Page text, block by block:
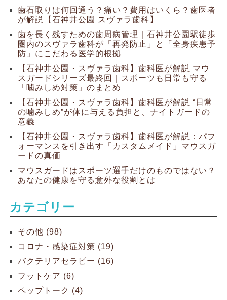
歯石取りは何回通う？痛い？費用はいくら？歯医者
が解説【石神井公園 スヴァラ歯科】
歯を長く残すための歯周病管理｜石神井公園駅徒歩
圏内のスヴァラ歯科が「再発防止」と「全身疾患予
防」にこだわる医学的根拠
【石神井公園・スヴァラ歯科】歯科医が解説 マウ
スガードシリーズ最終回｜スポーツも日常も守る
「噛みしめ対策」のまとめ
【石神井公園・スヴァラ歯科】歯科医が解説 “日常
の噛みしめ”が体に与える負担と、ナイトガードの
意義
【石神井公園・スヴァラ歯科】歯科医が解説：パフ
ォーマンスを引き出す「カスタムメイド」マウスガ
ードの真価
マウスガードはスポーツ選手だけのものではない？
あなたの健康を守る意外な役割とは
カテゴリー
その他 (98)
コロナ・感染症対策 (19)
バクテリアセラピー (16)
フットケア (6)
ペップトーク (4)